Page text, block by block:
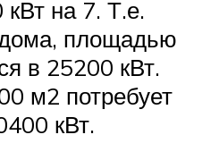
на 7. Т.е.
дома, площадью
в 25200 кВт.
м2 потребует
кВт.